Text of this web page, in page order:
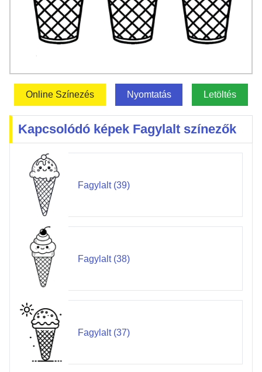
Online Színezés Nyomtatás Letöltés
Kapcsolódó képek Fagylalt színezők
Fagylalt (39)
Fagylalt (38)
Fagylalt (37)